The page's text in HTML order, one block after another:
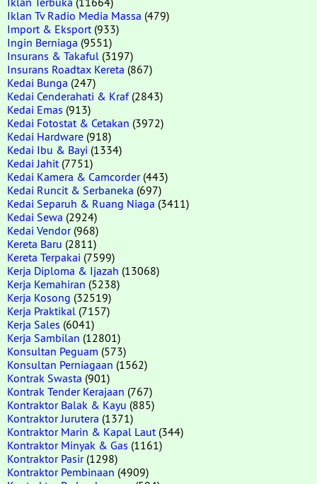
Iklan Tv Radio Media Massa (479)
Import & Eksport (933)
Ingin Berniaga (9551)
Insurans & Takaful (3197)
Insurans Roadtax Kereta (867)
Kedai Bunga (247)
Kedai Cenderahati & Kraf(2843)
Kedai Emas (913)
Kedai Fotostat & Cetakan (3972)
Kedai Hardware (918)
Kedai Ibu & Bayi (1334)
Kedai Jahit (7751)
Kedai Kamera & Camcorder(443)
Kedai Runcit & Serbaneka (697)
Kedai Separuh & Ruang Niaga (3411)
Kedai Sewa (2924)
Kedai Vendor(968)
Kereta Baru (2811)
Kereta Terpakai (7599)
Kerja Diploma & Ijazah (13068)
Kerja Kemahiran (5238)
Kerja Kosong (32519)
Kerja Praktikal (7157)
Kerja Sales (6041)
Kerja Sambilan (12801)
Konsultan Peguam (573)
Konsultan Perniagaan (1562)
Kontrak Swasta (901)
Kontrak Tender Kerajaan (767)
Kontraktor Balak & Kayu (885)
Kontraktor Jurutera (1371)
Kontraktor Marin & Kapal Laut (344)
Kontraktor Minyak & Gas (1161)
Kontraktor Pasir(1298)
Kontraktor Pembinaan (4909)